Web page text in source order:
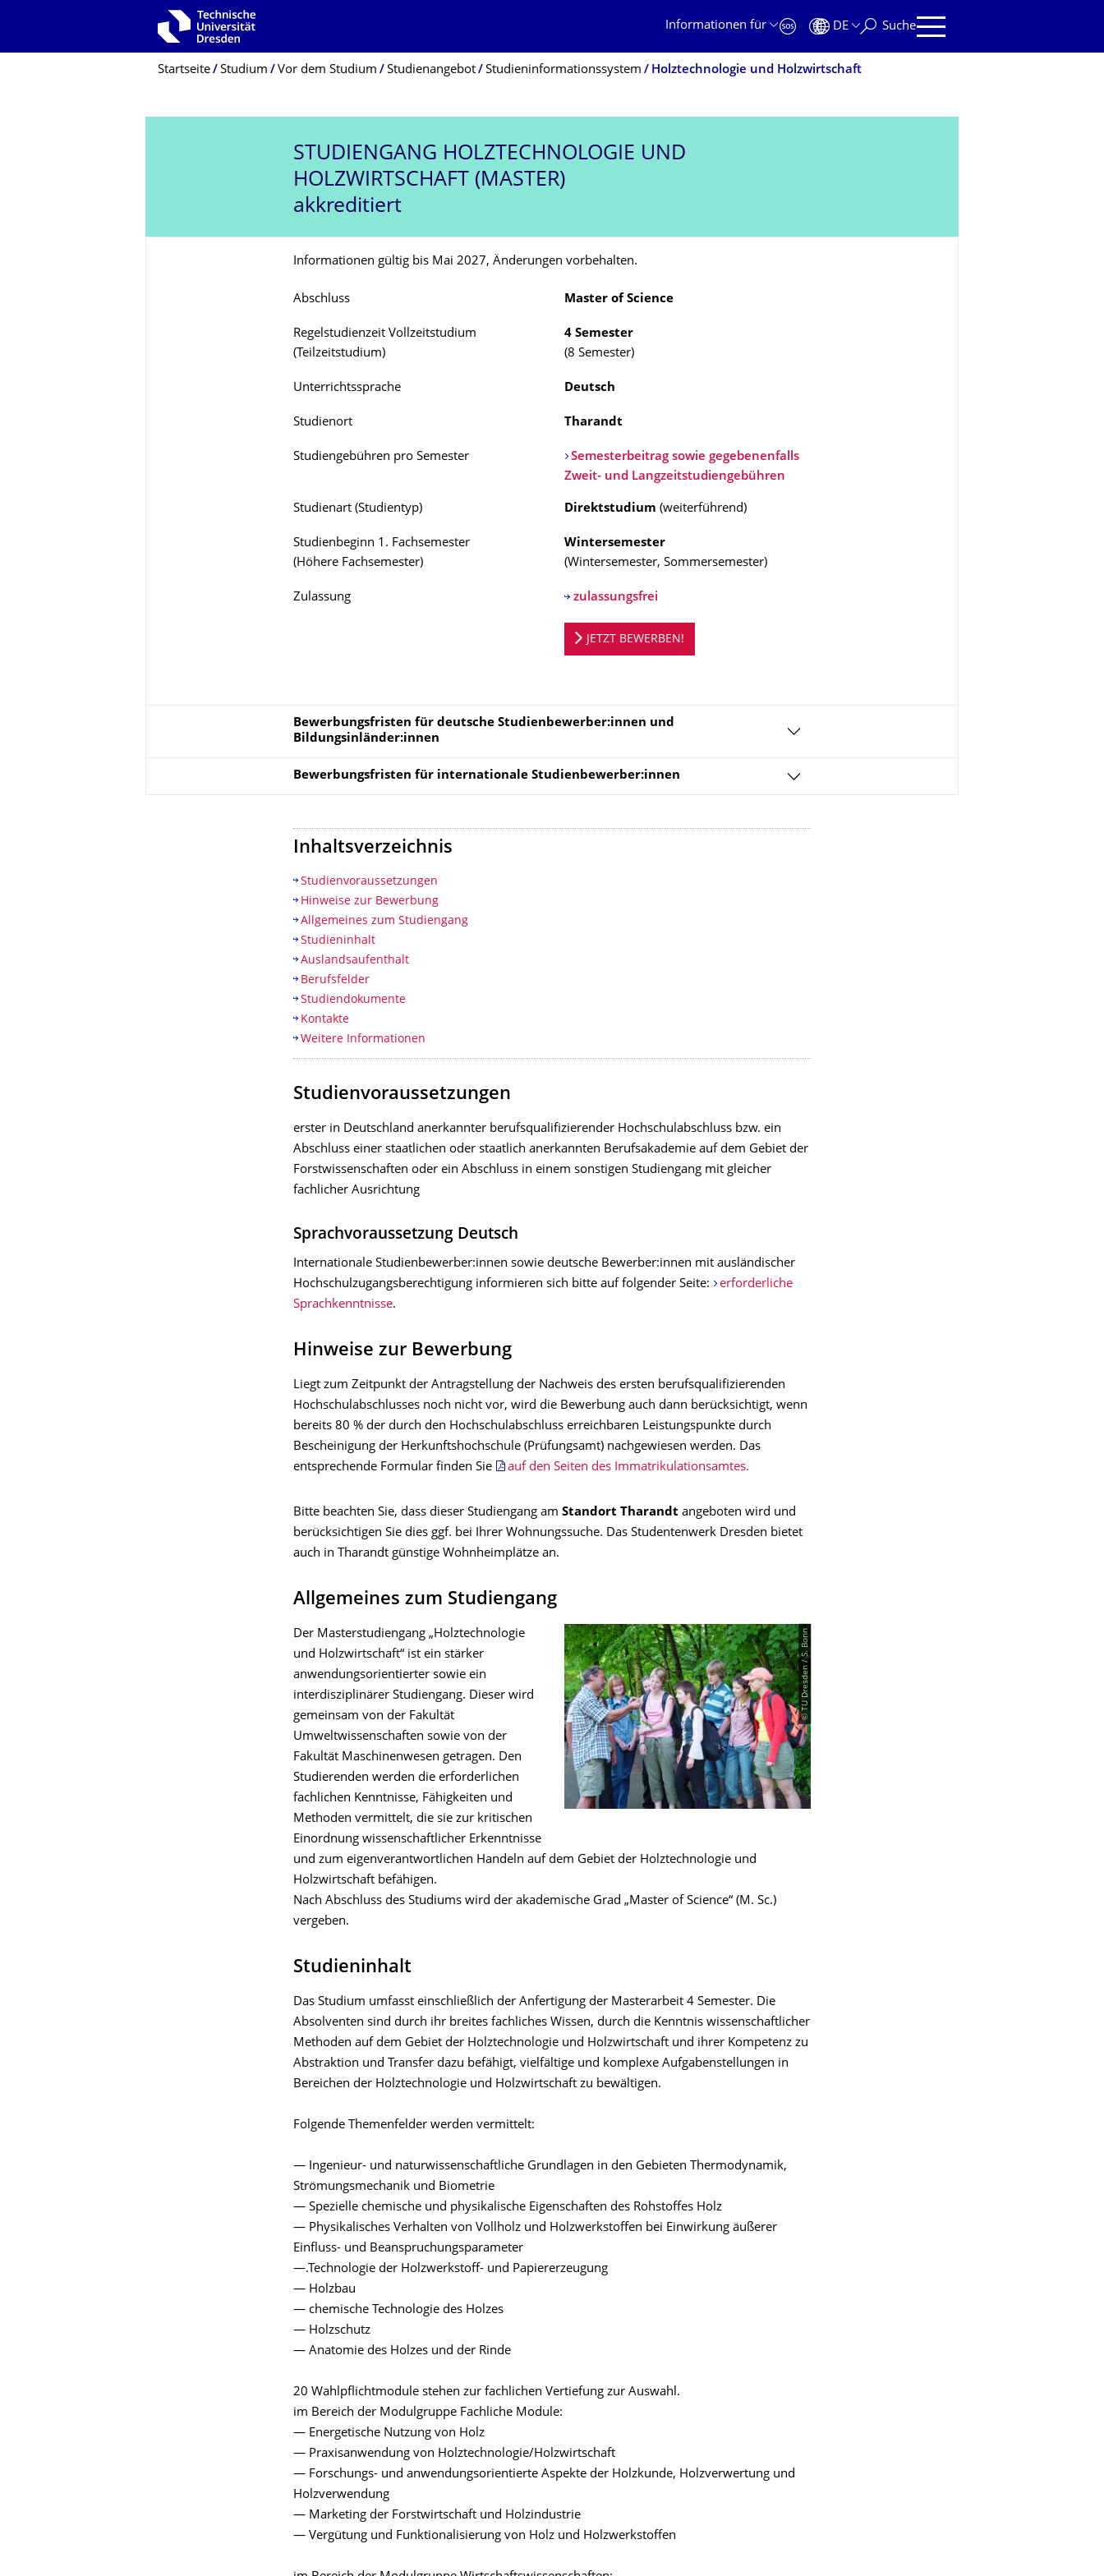
Zur Hauptnavigation springen
Informationen für
DE Suche
Breadcrumb-Menü
Startseite Studium Vor dem Studium Studienangebot Studieninformationssystem Holztechnologie und Holzwirtschaft
STUDIENGANG HOLZTECHNOLOGIE UND
HOLZWIRTSCHAFT (MASTER)
akkreditiert
Informationen gültig bis Mai 2027, Änderungen vorbehalten.
Abschluss Master of Science
Regelstudienzeit Vollzeitstudium
(Teilzeitstudium)
4 Semester
(8 Semester)
Unterrichtssprache Deutsch
Studienort Tharandt
Studiengebühren pro Semester
Semesterbeitrag sowie gegebenenfalls
Zweit- und Langzeitstudiengebühren
Studienart (Studientyp) Direktstudium (weiterführend)
Studienbeginn 1. Fachsemester
(Höhere Fachsemester)
Wintersemester
(Wintersemester, Sommersemester)
Zulassung zulassungsfrei
JETZT BEWERBEN!
Bewerbungsfristen für deutsche Studienbewerber:innen und
Bildungsinländer:innen
Bewerbungsfristen für internationale Studienbewerber:innen
Inhaltsverzeichnis
Studienvoraussetzungen
Hinweise zur Bewerbung
Allgemeines zum Studiengang
Studieninhalt
Auslandsaufenthalt
Berufsfelder
Studiendokumente
Kontakte
Weitere Informationen
Studienvoraussetzungen
erster in Deutschland anerkannter berufsqualifizierender Hochschulabschluss bzw. ein
Abschluss einer staatlichen oder staatlich anerkannten Berufsakademie auf dem Gebiet der
Forstwissenschaften oder ein Abschluss in einem sonstigen Studiengang mit gleicher
fachlicher Ausrichtung
Sprachvoraussetzung Deutsch
Internationale Studienbewerber:innen sowie deutsche Bewerber:innen mit ausländischer
Hochschulzugangsberechtigung informieren sich bitte auf folgender Seite:
erforderliche
Sprachkenntnisse.
Hinweise zur Bewerbung
Liegt zum Zeitpunkt der Antragstellung der Nachweis des ersten berufsqualifizierenden
Hochschulabschlusses noch nicht vor, wird die Bewerbung auch dann berücksichtigt, wenn
bereits 80 % der durch den Hochschulabschluss erreichbaren Leistungspunkte durch
Bescheinigung der Herkunftshochschule (Prüfungsamt) nachgewiesen werden. Das
entsprechende Formular finden Sie
auf den Seiten des Immatrikulationsamtes.
Bitte beachten Sie, dass dieser Studiengang am Standort Tharandt angeboten wird und
berücksichtigen Sie dies ggf. bei Ihrer Wohnungssuche. Das Studentenwerk Dresden bietet
auch in Tharandt günstige Wohnheimplätze an.
Allgemeines zum Studiengang
© TU Dresden / S. Bonn
Der Masterstudiengang „Holztechnologie
und Holzwirtschaft“ ist ein stärker
anwendungsorientierter sowie ein
interdisziplinärer Studiengang. Dieser wird
gemeinsam von der Fakultät
Umweltwissenschaften sowie von der
Fakultät Maschinenwesen getragen. Den
Studierenden werden die erforderlichen
fachlichen Kenntnisse, Fähigkeiten und
Methoden vermittelt, die sie zur kritischen
Einordnung wissenschaftlicher Erkenntnisse
und zum eigenverantwortlichen Handeln auf dem Gebiet der Holztechnologie und
Holzwirtschaft befähigen.
Nach Abschluss des Studiums wird der akademische Grad „Master of Science“ (M. Sc.)
vergeben.
Studieninhalt
Das Studium umfasst einschließlich der Anfertigung der Masterarbeit 4 Semester. Die
Absolventen sind durch ihr breites fachliches Wissen, durch die Kenntnis wissenschaftlicher
Methoden auf dem Gebiet der Holztechnologie und Holzwirtschaft und ihrer Kompetenz zu
Abstraktion und Transfer dazu befähigt, vielfältige und komplexe Aufgabenstellungen in
Bereichen der Holztechnologie und Holzwirtschaft zu bewältigen.
Folgende Themenfelder werden vermittelt:
— Ingenieur- und naturwissenschaftliche Grundlagen in den Gebieten Thermodynamik,
Strömungsmechanik und Biometrie
— Spezielle chemische und physikalische Eigenschaften des Rohstoffes Holz
— Physikalisches Verhalten von Vollholz und Holzwerkstoffen bei Einwirkung äußerer
Einfluss- und Beanspruchungsparameter
—.Technologie der Holzwerkstoff- und Papiererzeugung
— Holzbau
— chemische Technologie des Holzes
— Holzschutz
— Anatomie des Holzes und der Rinde
20 Wahlpflichtmodule stehen zur fachlichen Vertiefung zur Auswahl.
im Bereich der Modulgruppe Fachliche Module:
— Energetische Nutzung von Holz
— Praxisanwendung von Holztechnologie/Holzwirtschaft
— Forschungs- und anwendungsorientierte Aspekte der Holzkunde, Holzverwertung und
Holzverwendung
— Marketing der Forstwirtschaft und Holzindustrie
— Vergütung und Funktionalisierung von Holz und Holzwerkstoffen